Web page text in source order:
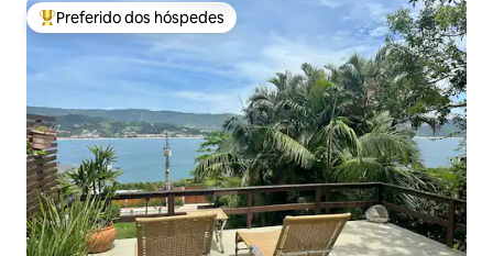
Entre os melhores preferidos dos hóspedes
Preferido dos hóspedes